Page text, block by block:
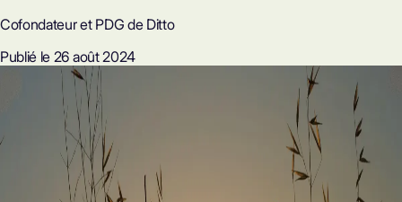
Cofondateur et PDG de Ditto
Publié le 26 août 2024